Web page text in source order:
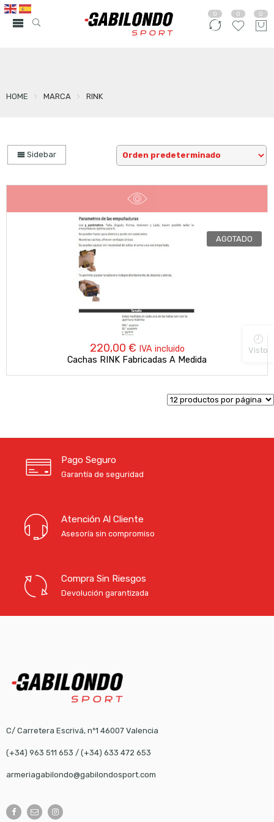
0 0 0
HOME MARCA RINK
Sidebar
AGOTADO
220,00 € IVA incluido
Cachas RINK Fabricadas A Medida
Pago Seguro
Garantía de seguridad
Atención Al Cliente
Asesoría sin compromiso
Compra Sin Riesgos
Devolución garantizada
C/ Carretera Escrivá, nº1 46007 Valencia
(+34) 963 511 653 / (+34) 633 472 653
armeriagabilondo@gabilondosport.com
Visto